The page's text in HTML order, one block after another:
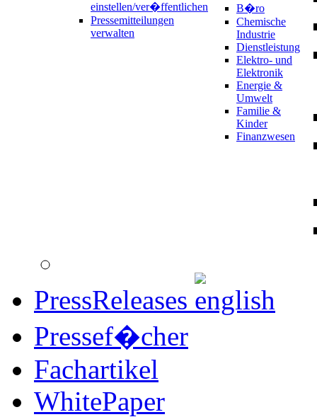
einstellen/ver�ffentlichen
Pressemitteilungen
verwalten
B�ro
Chemische
Industrie
Dienstleistung
Elektro- und
Elektronik
Energie &
Umwelt
Familie &
Kinder
Finanzwesen
PressReleases
Pressef�cher
Fachartikel
WhitePaper